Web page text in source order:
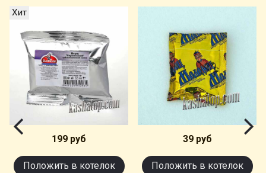
Хит
199 руб
Положить в котелок
39 руб
Положить в котелок